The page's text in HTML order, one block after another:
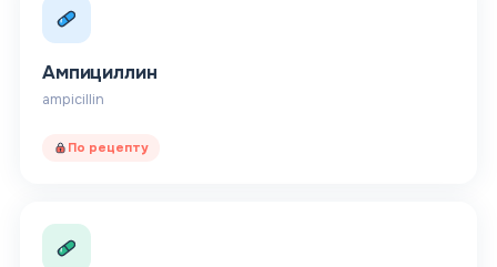
Ампициллин
ampicillin
По рецепту